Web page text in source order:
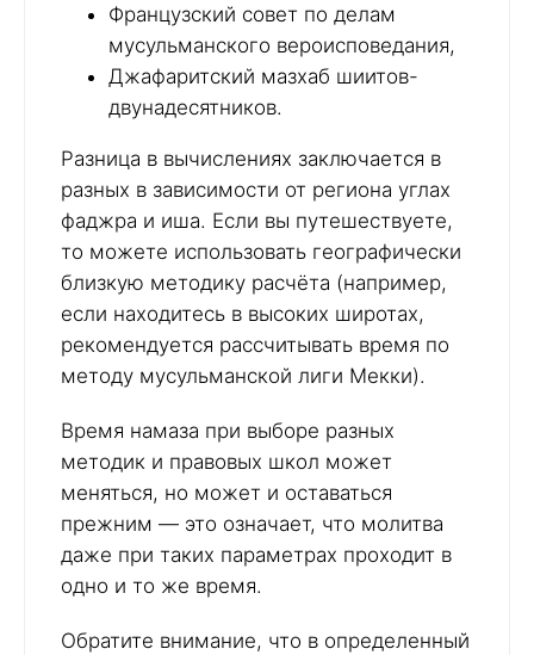
Французский совет по делам
мусульманского вероисповедания,
Джафаритский мазхаб шиитов-
двунадесятников.
Разница в вычислениях заключается в
разных в зависимости от региона углах
фаджра и иша. Если вы путешествуете,
то можете использовать географически
близкую методику расчёта (например,
если находитесь в высоких широтах,
рекомендуется рассчитывать время по
методу мусульманской лиги Мекки).
Время намаза при выборе разных
методик и правовых школ может
меняться, но может и оставаться
прежним — это означает, что молитва
даже при таких параметрах проходит в
одно и то же время.
Обратите внимание, что в определенный